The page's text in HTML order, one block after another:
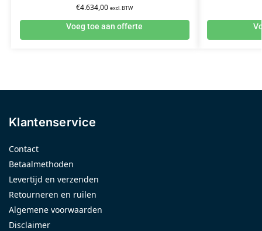
€4.634,00 excl. BTW
Voeg toe aan offerte
Klantenservice
Contact
Betaalmethoden
Levertijd en verzenden
Retourneren en ruilen
Algemene voorwaarden
Disclaimer